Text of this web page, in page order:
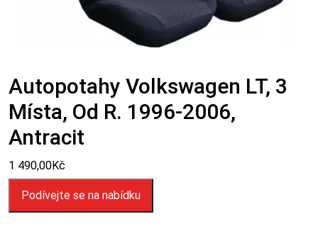
Autopotahy Volkswagen LT, 3
Místa, Od R. 1996-2006,
Antracit
1 490,00Kč
Podívejte se na nabídku